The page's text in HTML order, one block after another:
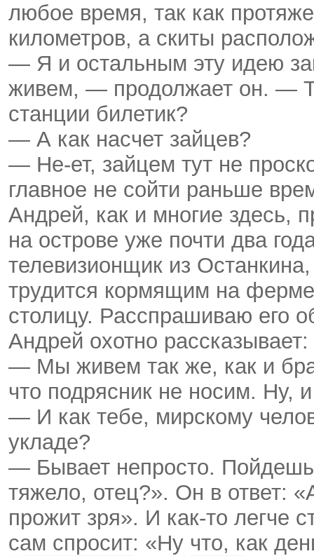
любое время, так как
километров, а скиты
— Я и остальным эту идею
живем, — продолжает он. —
станции билетик?
— А как насчет зайцев?
— Не-ет, зайцем тут не
главное не сойти раньше
Андрей, как и многие здесь,
на острове уже почти два
телевизионщик из
трудится кормящим на
столицу. Расспрашиваю его
Андрей охотно рассказывает:
— Мы живем так же, как и
что подрясник не носим. Ну,
— И как тебе, мирскому
укладе?
— Бывает непросто.
тяжело, отец?». Он в ответ:
прожит зря». И как-то легче
сам спросит: «Ну что, как